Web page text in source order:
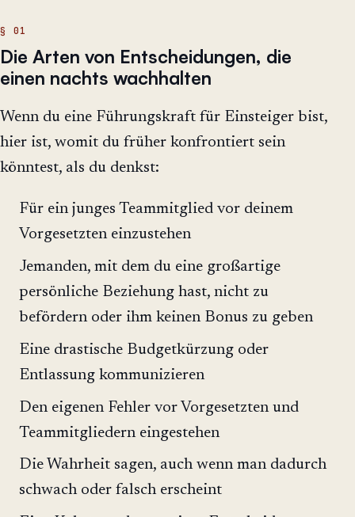
Die Arten von Entscheidungen, die
einen nachts wachhalten
Wenn du eine Führungskraft für Einsteiger bist,
hier ist, womit du früher konfrontiert sein
könntest, als du denkst:
Für ein junges Teammitglied vor deinem
Vorgesetzten einzustehen
Jemanden, mit dem du eine großartige
persönliche Beziehung hast, nicht zu
befördern oder ihm keinen Bonus zu geben
Eine drastische Budgetkürzung oder
Entlassung kommunizieren
Den eigenen Fehler vor Vorgesetzten und
Teammitgliedern eingestehen
Die Wahrheit sagen, auch wenn man dadurch
schwach oder falsch erscheint